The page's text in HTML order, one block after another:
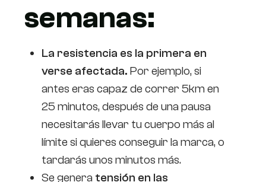
semanas:
La resistencia es la primera en
verse afectada. Por ejemplo, si
antes eras capaz de correr 5km en
25 minutos, después de una pausa
necesitarás llevar tu cuerpo más al
límite si quieres conseguir la marca, o
tardarás unos minutos más.
Se genera tensión en las